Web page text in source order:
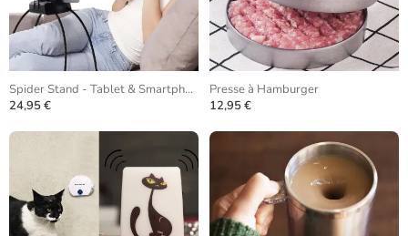
Spider Stand - Tablet & Smartphone
24,95 €
Presse à Hamburger
12,95 €